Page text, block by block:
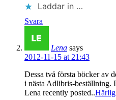
Laddar in …
Svara
Lena says
2012-11-15 at 21:43
Dessa två första böcker av
i nästa Adlibris-beställning.
Lena recently posted..